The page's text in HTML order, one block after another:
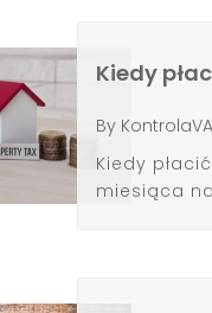
Kiedy
By
Kiedy
miesiąca